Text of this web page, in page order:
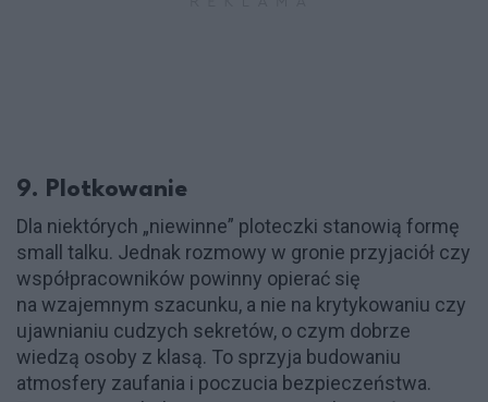
9. Plotkowanie
Dla niektórych „niewinne” ploteczki stanowią formę
small talku. Jednak rozmowy w gronie przyjaciół czy
współpracowników powinny opierać się
na wzajemnym szacunku, a nie na krytykowaniu czy
ujawnianiu cudzych sekretów, o czym dobrze
wiedzą osoby z klasą. To sprzyja budowaniu
atmosfery zaufania i poczucia bezpieczeństwa.